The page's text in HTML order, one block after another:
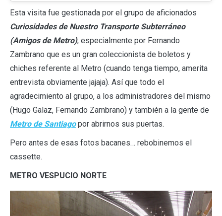
Esta visita fue gestionada por el grupo de aficionados
Curiosidades de Nuestro Transporte Subterráneo
(Amigos de Metro), especialmente por Fernando
Zambrano que es un gran coleccionista de boletos y
chiches referente al Metro (cuando tenga tiempo, amerita
entrevista obviamente jajaja). Así que todo el
agradecimiento al grupo, a los administradores del mismo
(Hugo Galaz, Fernando Zambrano) y también a la gente de
Metro de Santiagopor abrirnos sus puertas.
Pero antes de esas fotos bacanes… rebobinemos el
cassette.
METRO VESPUCIO NORTE